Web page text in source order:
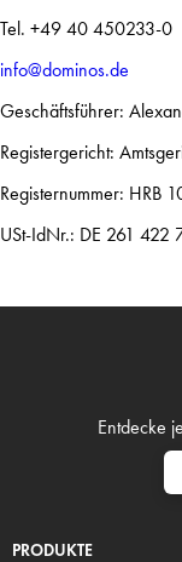
Tel. +49 40 450233-0
info@dominos.de
Geschäftsführer:
Registergericht:
Registernummer: HRB
USt-IdNr.: DE 261 422
Entdecke
PRODUKTE